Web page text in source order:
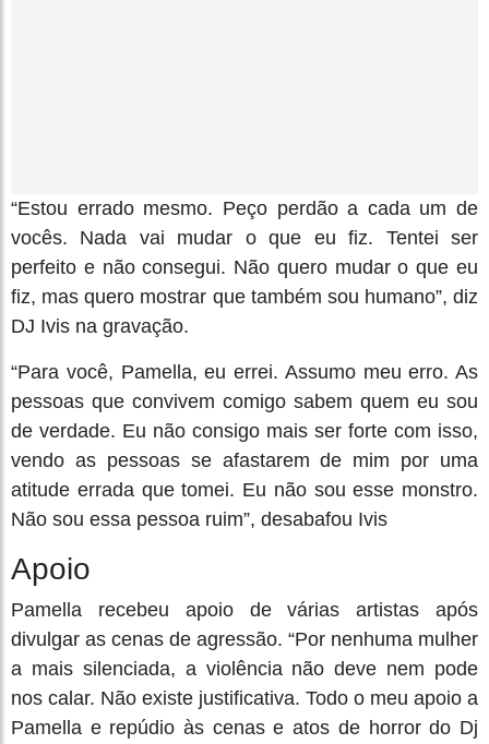
“Estou errado mesmo. Peço perdão a cada um de
vocês. Nada vai mudar o que eu fiz. Tentei ser
perfeito e não consegui. Não quero mudar o que eu
fiz, mas quero mostrar que também sou humano”, diz
DJ Ivis na gravação.
“Para você, Pamella, eu errei. Assumo meu erro. As
pessoas que convivem comigo sabem quem eu sou
de verdade. Eu não consigo mais ser forte com isso,
vendo as pessoas se afastarem de mim por uma
atitude errada que tomei. Eu não sou esse monstro.
Não sou essa pessoa ruim”, desabafou Ivis
Apoio
Pamella recebeu apoio de várias artistas após
divulgar as cenas de agressão. “Por nenhuma mulher
a mais silenciada, a violência não deve nem pode
nos calar. Não existe justificativa. Todo o meu apoio a
Pamella e repúdio às cenas e atos de horror do Dj